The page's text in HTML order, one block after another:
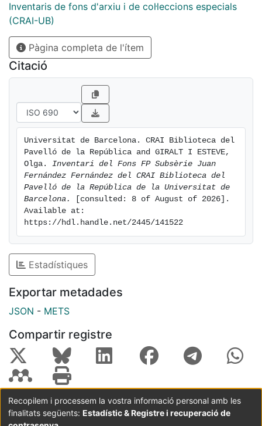
Inventaris de fons d'arxiu i de col·leccions especials
(CRAI-UB)
Pàgina completa de l'ítem
Citació
Universitat de Barcelona. CRAI Biblioteca del
Pavelló de la República and GIRALT I ESTEVE,
Olga. Inventari del Fons FP Subsèrie Juan
Fernández Fernández del CRAI Biblioteca del
Pavelló de la República de la Universitat de
Barcelona.
[consulted: 8 of August of 2026].
Available at:
https://hdl.handle.net/2445/141522
Estadístiques
Exportar metadades
JSON - METS
Compartir registre
Coordinació:CRAI UB Avís legal
Metadades
subjectes a:
Recopilem i processem la vostra informació personal amb les
finalitats següents: Estadístic & Registre i recuperació de